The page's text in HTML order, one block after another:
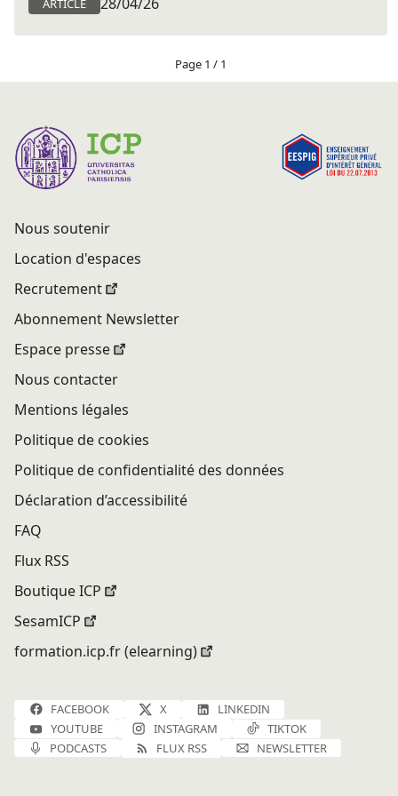
ARTICLE 28/04/26
Page 1 / 1
Nous soutenir
Location d'espaces
Recrutement
Abonnement Newsletter
Espace presse
Nous contacter
Mentions légales
Politique de cookies
Politique de confidentialité des données
Déclaration d’accessibilité
FAQ
Flux RSS
Boutique ICP
SesamICP
formation.icp.fr (elearning)
FACEBOOK X
LINKEDIN
YOUTUBE
INSTAGRAM
TIKTOK
PODCASTS
FLUX RSS NEWSLETTER